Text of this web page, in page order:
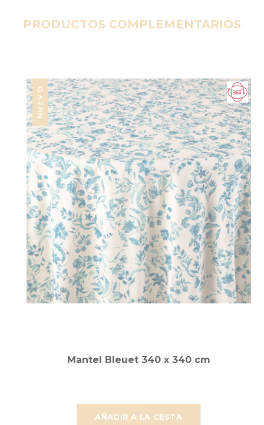
PRODUCTOS COMPLEMENTARIOS
NUEVO
AÑADIR A LA CESTA
Mantel Bleuet 340 x 340 cm